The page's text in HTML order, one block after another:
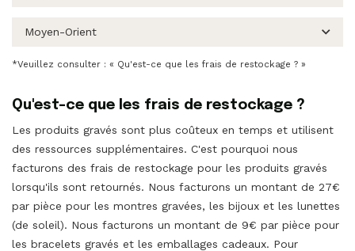
Moyen-Orient
*Veuillez consulter : « Qu'est-ce que les frais de restockage ? »
Qu'est-ce que les frais de restockage ?
Les produits gravés sont plus coûteux en temps et utilisent
des ressources supplémentaires. C'est pourquoi nous
facturons des frais de restockage pour les produits gravés
lorsqu'ils sont retournés. Nous facturons un montant de 27€
par pièce pour les montres gravées, les bijoux et les lunettes
(de soleil). Nous facturons un montant de 9€ par pièce pour
les bracelets gravés et les emballages cadeaux. Pour